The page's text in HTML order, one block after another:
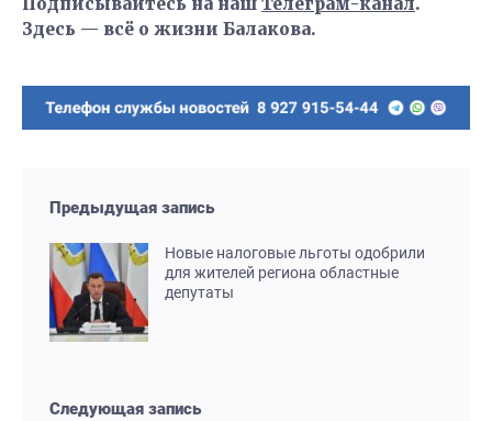
Здесь — всё о жизни Балакова.
Предыдущая запись
Новые налоговые льготы одобрили
для жителей региона областные
депутаты
Следующая запись